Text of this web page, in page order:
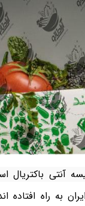
آنتی باکتریال
به راه